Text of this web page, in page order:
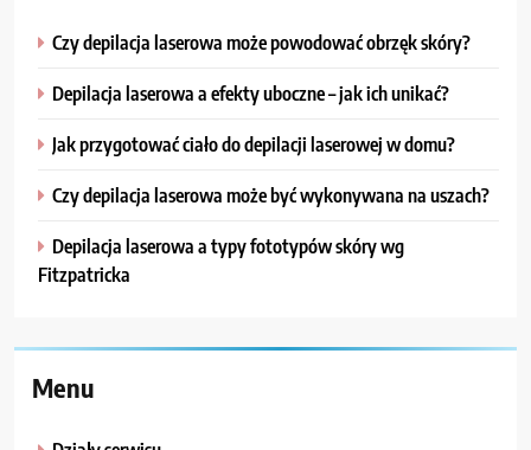
Czy depilacja laserowa może powodować obrzęk skóry?
Depilacja laserowa a efekty uboczne – jak ich unikać?
Jak przygotować ciało do depilacji laserowej w domu?
Czy depilacja laserowa może być wykonywana na uszach?
Depilacja laserowa a typy fototypów skóry wg
Fitzpatricka
Menu